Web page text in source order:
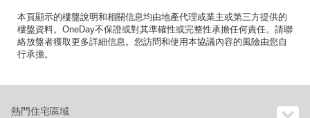
本頁顯示的樓盤說明和相關信息均由地產代理或業主或第三方提供的
樓盤資料。OneDay不保證或對其準確性或完整性承擔任何責任。請聯
絡放盤者獲取更多詳細信息。您訪問和使用本協議內容的風險由您自
行承擔。
熱門住宅區域